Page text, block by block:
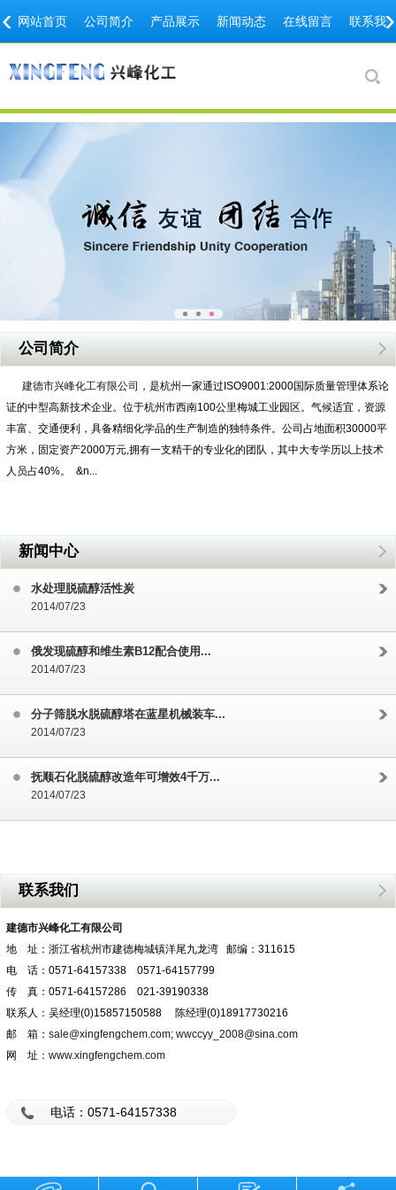
网站首页 公司简介 产品展示 新闻动态 在线留言 联系我
‹ ›
公司简介
建德市兴峰化工有限公司 ，是杭州一家通过ISO9001:2000国际质量管理体系论
证的中型高新技术企业。位于杭州市西南100公里梅城工业园区。气候适宜，资源
丰富、交通便利，具备精细化学品的生产制造的独特条件。公司占地面积30000平
方米，固定资产2000万元,拥有一支精干的专业化的团队，其中大专学历以上技术
人员占40%。 &n...
新闻中心
水处理脱硫醇活性炭
2014/07/23
俄发现硫醇和维生素B12配合使用...
2014/07/23
分子筛脱水脱硫醇塔在蓝星机械装车...
2014/07/23
抚顺石化脱硫醇改造年可增效4千万...
2014/07/23
联系我们
建德市兴峰化工有限公司
地 址：浙江省杭州市建德梅城镇洋尾九龙湾 邮编：311615
电 话：0571-64157338 0571-64157799
传 真：0571-64157286 021-39190338
联系人：吴经理(0)15857150588 陈经理(0)18917730216
邮 箱： sale@xingfengchem.com; wwccyy_2008@sina.com
网 址： www.xingfengchem.com
电话：0571-64157338